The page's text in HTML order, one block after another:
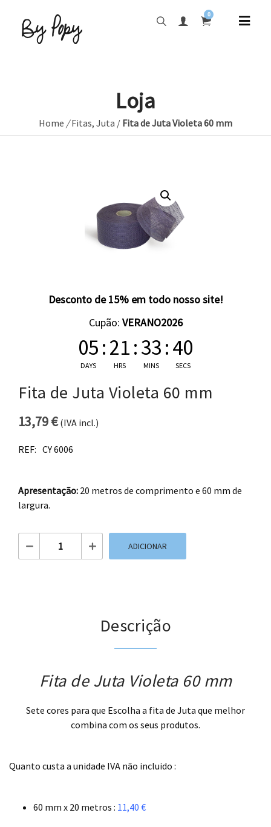
0
Loja
Home /Fitas, Juta / Fita de Juta Violeta 60 mm
Desconto de 15% em todo nosso site!
Cupão: VERANO2026
05
DAYS
:21
HRS
:33
MINS
:40
SECS
Fita de Juta Violeta 60 mm
13,79€(IVA incl.)
REF: CY 6006
Apresentação: 20 metros de comprimento e 60 mm de
largura.
Quantidade de Fita de Juta Violeta 60 mm
ADICIONAR
Descrição
Fita de Juta Violeta 60 mm
Sete cores para que Escolha a fita de Juta que melhor
combina com os seus produtos.
Quanto custa a unidade IVA não incluido :
60 mm x 20 metros : 11,40 €